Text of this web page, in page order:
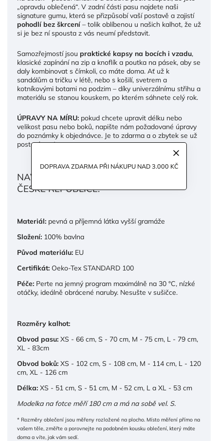
DOPRAVA ZDARMA PŘI NÁKUPU NAD 3.000 KČ
„opravdu oblečená“. V zadní části pasu najdete naši
signature gumu, která se přizpůsobí vaší postavě a zajistí
pohodlí bez škrcení– tolik oblíbenou u našich kalhot, že už
si je bez ní spousta z vás neumí představit.
Samozřejmostí jsou praktické kapsy na bocích i vzadu,
klasické zapínání na zip a knoflík a poutka na pásek, aby se
daly kombinovat s čímkoli, co máte doma. Ať už k
sandálům a tričku v létě, nebo s košilí, svetrem a
kotníkovými botami na podzim – díky univerzálnímu střihu a
materiálu se stanou kouskem, po kterém sáhnete celý rok.
ÚPRAVY NA MÍRU: pokud chcete upravit délku nebo
velikost pasu nebo boků, napište nám požadované úpravy
do poznámky k objednávce. Je to zdarma a o zbytek se už
postaráme :)
NAVRŽENO A VYROBENO S LÁSKOU V
ČESKÉ REPUBLICE.
Materiál: pevná a příjemná látka vyšší gramáže
Složení: 100% bavlna
Původ materiálu: EU
Certifikát: Oeko-Tex STANDARD 100
Péče: Perte na jemný program maximálně na 30 °C, nízké
otáčky, ideálně obrácené naruby. Nesušte v sušičce.
Rozměry kalhot:
Obvod pasu: XS - 66 cm, S - 70 cm, M - 75 cm, L - 79 cm,
XL - 83cm
Obvod boků: XS - 102 cm, S - 108 cm, M - 114 cm, L - 120
cm, XL - 126 cm
Délka: XS - 51 cm, S - 51 cm, M - 52 cm, L a XL - 53 cm
Modelka na fotce měří 180cm a má na sobě vel. S.
* Rozměry oblečení jsou měřeny rozložené na plocho. Místo měření přímo na
vašem těle, změřte a porovnejte na podobném kousku oblečení, který máte
doma a víte, jak vám sedí.